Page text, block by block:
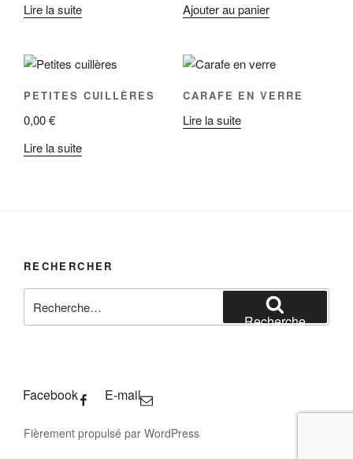
Lire la suite
Ajouter au panier
PETITES CUILLÈRES
0,00€
Lire la suite
CARAFE EN VERRE
Lire la suite
RECHERCHER
pour
Recherche
Facebook E-mail
Fièrement propulsé par WordPress